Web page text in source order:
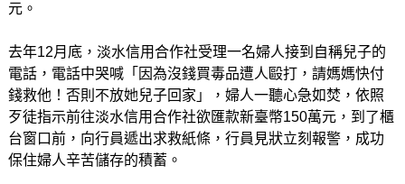
元。
去年12月底，淡水信用合作社受理一名婦人接到自稱兒子的
電話，電話中哭喊「因為沒錢買毒品遭人毆打，請媽媽快付
錢救他！否則不放她兒子回家」，婦人一聽心急如焚，依照
歹徒指示前往淡水信用合作社欲匯款新臺幣150萬元，到了櫃
台窗口前，向行員遞出求救紙條，行員見狀立刻報警，成功
保住婦人辛苦儲存的積蓄。